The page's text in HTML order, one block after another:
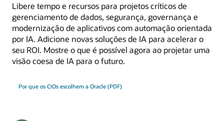
Libere tempo e recursos para projetos críticos de
gerenciamento de dados, segurança, governança e
modernização de aplicativos com automação orientada
por IA. Adicione novas soluções de IA para acelerar o
seu ROI. Mostre o que é possível agora ao projetar uma
visão coesa de IA para o futuro.
Por que os CIOs escolhem a Oracle (PDF)